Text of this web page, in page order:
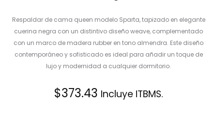
Respaldar de cama queen modelo Sparta, tapizado en elegante
cuerina negra con un distintivo diseño weave, complementado
con un marco de madera rubber en tono almendra. Este diseño
contemporáneo y sofisticado es ideal para añadir un toque de
lujo y modernidad a cualquier dormitorio.
$373.43 Incluye ITBMS.